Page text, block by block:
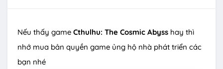
Nếu thấy game Cthulhu: The Cosmic Abyss hay thì
nhớ mua bản quyền game ủng hộ nhà phát triển các
bạn nhé